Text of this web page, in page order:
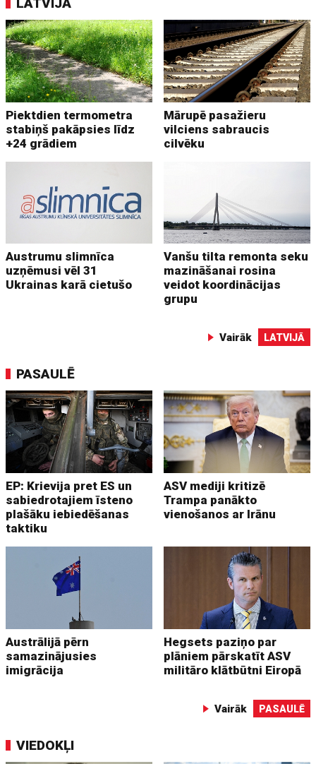
Piektdien termometra
stabiņš pakāpsies līdz
+24 grādiem
Mārupē pasažieru
vilciens sabraucis
cilvēku
Austrumu slimnīca
uzņēmusi vēl 31
Ukrainas karā cietušo
Vanšu tilta remonta seku
mazināšanai rosina
veidot koordinācijas
grupu
Vairāk LATVIJĀ
PASAULĒ
EP: Krievija pret ES un
sabiedrotajiem īsteno
plašāku iebiedēšanas
taktiku
ASV mediji kritizē
Trampa panākto
vienošanos ar Irānu
Austrālijā pērn
samazinājusies
imigrācija
Hegsets paziņo par
plāniem pārskatīt ASV
militāro klātbūtni Eiropā
Vairāk PASAULĒ
VIEDOKĻI